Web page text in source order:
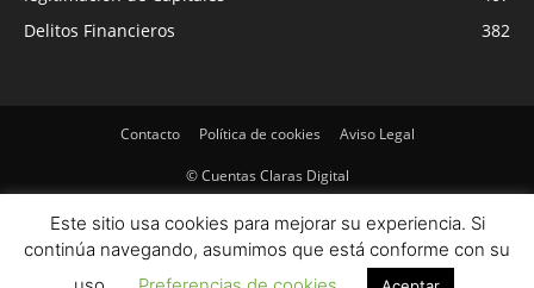
Delitos Financieros
382
Contacto Política de cookies Aviso Legal
© Cuentas Claras Digital
Este sitio usa cookies para mejorar su experiencia. Si
continúa navegando, asumimos que está conforme con su